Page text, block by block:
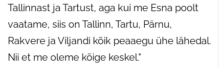
Tallinnast ja Tartust, aga kui me Esna poolt
vaatame, siis on Tallinn, Tartu, Pärnu,
Rakvere ja Viljandi kõik peaaegu ühe lähedal.
Nii et me oleme kõige keskel."